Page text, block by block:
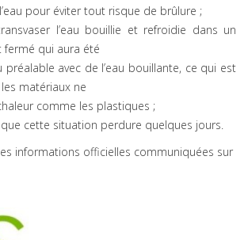
pour éviter tout risque de brûlure ;
l’eau bouillie et refroidie dans un
qui aura été
avec de l’eau bouillante, ce qui est
matériaux ne
comme les plastiques ;
cette situation perdure quelques jours.
informations officielles communiquées sur